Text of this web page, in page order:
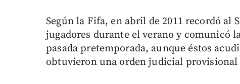
Según la Fifa, en abril de 2011 recordó
jugadores durante el verano y comunicó
pasada pretemporada, aunque éstos
obtuvieron una orden judicial provisional